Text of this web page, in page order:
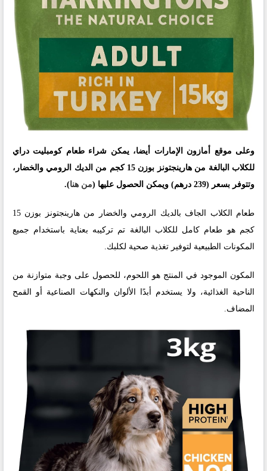
وعلى موقع أمازون الإمارات أيضا، يمكن شراء طعام كومبليت دراي
للكلاب البالغة من هارينجتونز بوزن 15 كجم من الديك الرومي والخضار،
وتتوفر بسعر (239 درهم) ويمكن الحصول عليها (
من هنا).
طعام الكلاب الجاف بالديك الرومي والخضار من هارينجتونز بوزن 15
كجم هو طعام كامل للكلاب البالغة تم تركيبه بعناية باستخدام جميع
المكونات الطبيعية لتوفير تغذية صحية لكلبك.
المكون الموجود في المنتج هو اللحوم، للحصول على وجبة متوازنة من
الناحية الغذائية، ولا يستخدم أبدًا الألوان والنكهات الصناعية أو القمح
المضاف.